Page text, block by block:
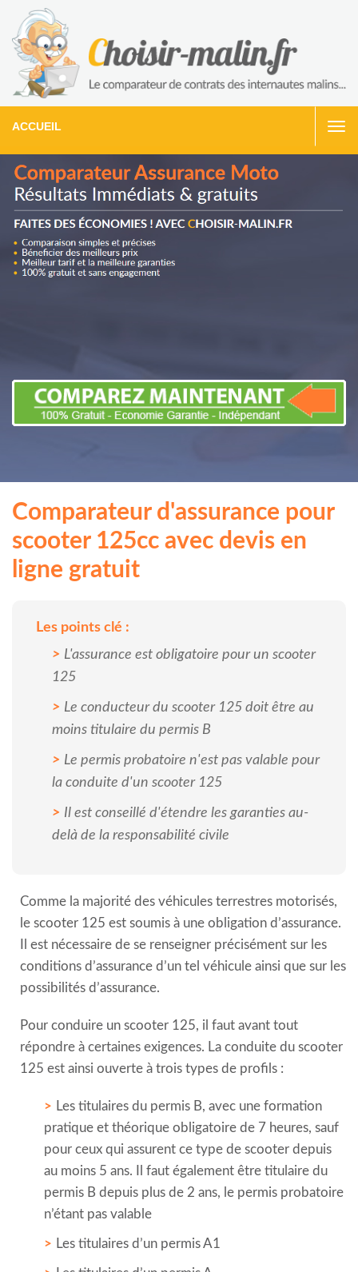
ACCUEIL
Comparateur d'assurance pour
scooter 125cc avec devis en
ligne gratuit
Les points clé :
L'assurance est obligatoire pour un scooter
125
Le conducteur du scooter 125 doit être au
moins titulaire du permis B
Le permis probatoire n'est pas valable pour
la conduite d'un scooter 125
Il est conseillé d'étendre les garanties au-
delà de la responsabilité civile
Comme la majorité des véhicules terrestres motorisés,
le scooter 125 est soumis à une obligation d’assurance.
Il est nécessaire de se renseigner précisément sur les
conditions d’assurance d’un tel véhicule ainsi que sur les
possibilités d’assurance.
Pour conduire un scooter 125, il faut avant tout
répondre à certaines exigences. La conduite du scooter
125 est ainsi ouverte à trois types de profils :
Les titulaires du permis B, avec une formation
pratique et théorique obligatoire de 7 heures, sauf
pour ceux qui assurent ce type de scooter depuis
au moins 5 ans. Il faut également être titulaire du
permis B depuis plus de 2 ans, le permis probatoire
n’étant pas valable
Les titulaires d’un permis A1